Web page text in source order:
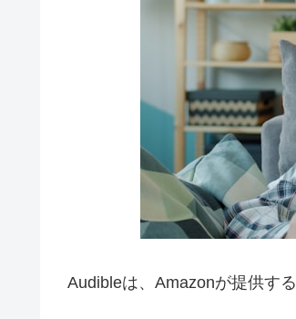
Audibleは、Amazonが提供する